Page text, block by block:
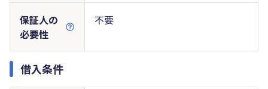
保証人の
必要性
不要
借入条件